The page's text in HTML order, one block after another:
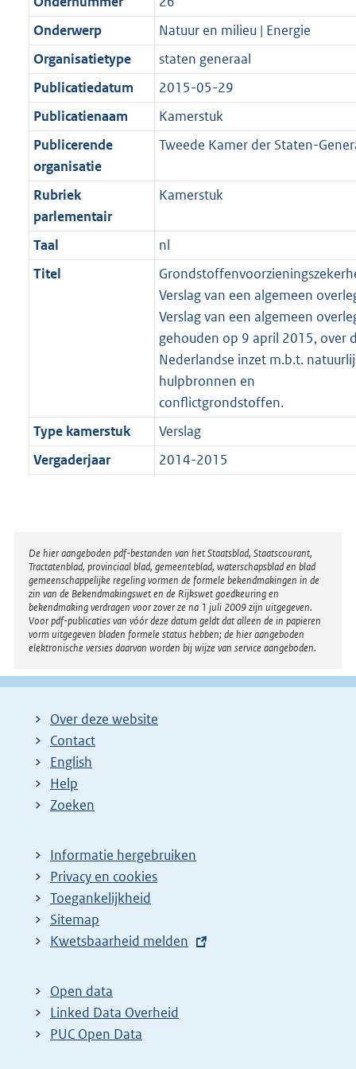
Onderwerp
Natuur en milieu | Energie
Organisatietype
staten generaal
Publicatiedatum
2015-05-29
Publicatienaam
Kamerstuk
Publicerende
organisatie
Tweede Kamer der Staten-
Rubriek
parlementair
Kamerstuk
Taal
nl
Titel
Verslag van een algemeen
Verslag van een algemeen
gehouden op 9 april 2015, over
Nederlandse inzet m.b.t.
hulpbronnen en
conflictgrondstoffen.
Type kamerstuk
Verslag
Vergaderjaar
2014-2015
Disclaimer
De hier aangeboden pdf-bestanden van het Staatsblad, Staatscourant,
Tractatenblad, provinciaal blad, gemeenteblad, waterschapsblad en blad
gemeenschappelijke regeling vormen de formele bekendmakingen in de
zin van de Bekendmakingswet en de Rijkswet goedkeuring en
bekendmaking verdragen voor zover ze na 1 juli 2009 zijn uitgegeven.
Voor pdf-publicaties van vóór deze datum geldt dat alleen de in papieren
vorm uitgegeven bladen formele status hebben; de hier aangeboden
elektronische versies daarvan worden bij wijze van service aangeboden.
Over deze website
Contact
English
Help
Zoeken
Informatie hergebruiken
Privacy en cookies
Toegankelijkheid
Sitemap
E
t
e
r
Kwetsbaarheid melden
Open data
Linked Data Overheid
PUC Open Data